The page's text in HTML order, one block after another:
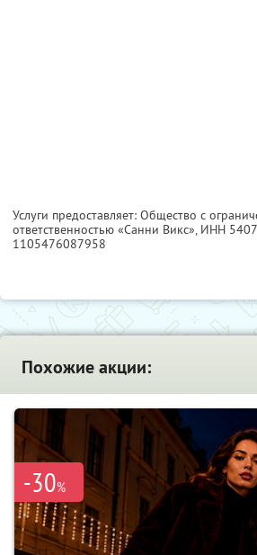
Услуги предоставляет: Общество с
ответственностью «Санни Викс», ИНН
1105476087958
Похожие акции:
-30%